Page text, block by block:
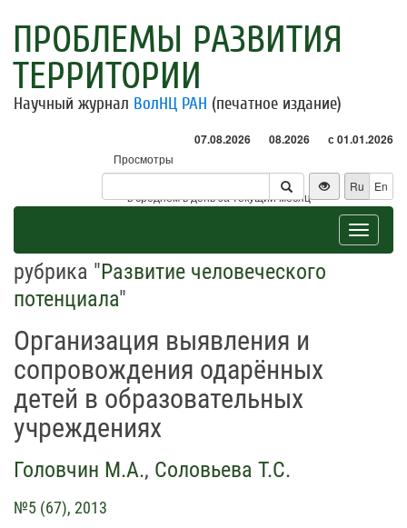
ПРОБЛЕМЫ РАЗВИТИЯ
ТЕРРИТОРИИ
Научный журнал ВолНЦ РАН (печатное издание)
07.08.2026 08.2026 с 01.01.2026
Просмотры
Посетители
* - в среднем в день за текущий месяц
Ru En
Toggle
рубрика "Развитие человеческого
потенциала"
Организация выявления и
сопровождения одарённых
детей в образовательных
учреждениях
Головчин М.А., Соловьева Т.С.
№5 (67), 2013